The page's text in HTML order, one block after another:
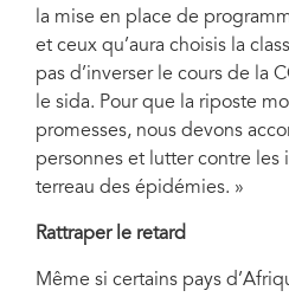
la mise en place de
et ceux qu’aura choisis la
pas d’inverser le cours de la
le sida. Pour que la riposte
promesses, nous devons
personnes et lutter contre
terreau des épidémies. »
Rattraper le retard
Même si certains pays